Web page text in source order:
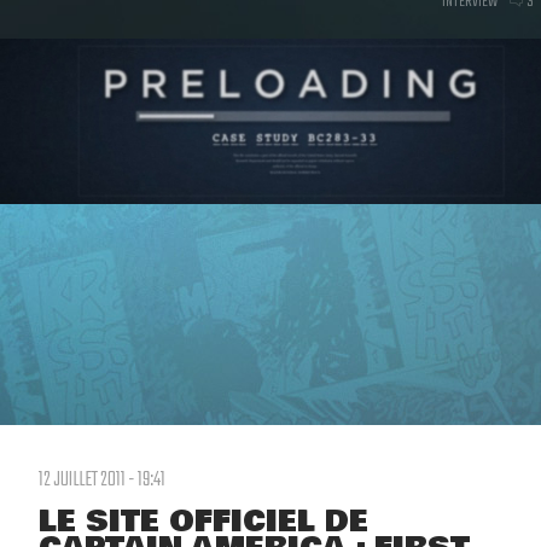
12 JUILLET 2011 - 19:41
LE SITE OFFICIEL DE